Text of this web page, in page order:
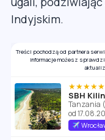
Indyjskim.
Treści pochodzą od partnera
informacje możesz
★★★★★
SBH
Tanzania
od